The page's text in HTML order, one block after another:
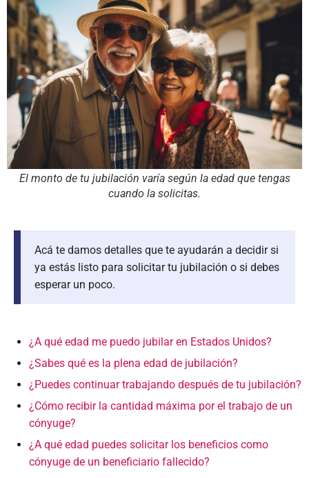
El monto de tu jubilación varía según la edad que tengas
cuando la solicitas.
Acá te damos detalles que te ayudarán a decidir si
ya estás listo para solicitar tu jubilación o si debes
esperar un poco.
¿A qué edad me puedo jubilar en Estados Unidos?
¿Sabes qué es la plena edad de jubilación?
¿Puedes continuar trabajando después de tu jubilación?
¿Cómo recibir la cantidad máxima por el trabajo de un
cónyuge?
¿A qué edad puedes solicitar los beneficios como
cónyuge de un beneficiario fallecido?